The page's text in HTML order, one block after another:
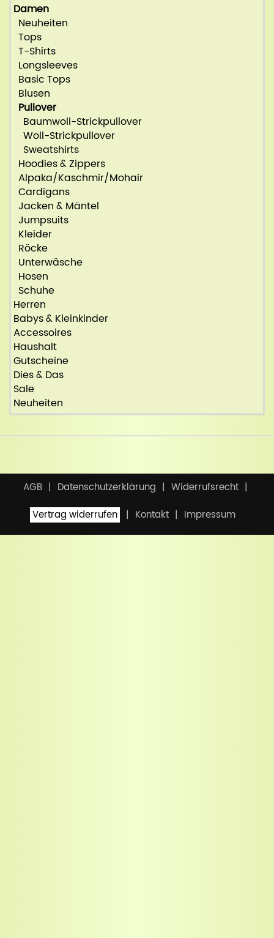
Damen
Neuheiten
Tops
T-Shirts
Longsleeves
Basic Tops
Blusen
Pullover
Baumwoll-Strickpullover
Woll-Strickpullover
Sweatshirts
Hoodies & Zippers
Alpaka/Kaschmir/Mohair
Cardigans
Jacken & Mäntel
Jumpsuits
Kleider
Röcke
Unterwäsche
Hosen
Schuhe
Herren
Babys & Kleinkinder
Accessoires
Haushalt
Gutscheine
Dies & Das
Sale
Neuheiten
AGB Datenschutzerklärung
Widerrufsrecht
Vertrag widerrufen
Kontakt Impressum